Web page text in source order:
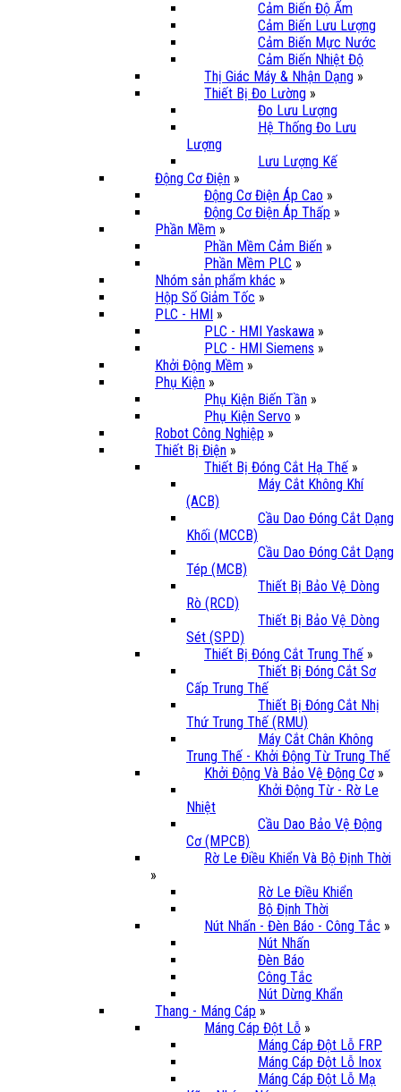
Cảm Biến Độ Ẩm
Cảm Biến Lưu Lượng
Cảm Biến Mực Nước
Cảm Biến Nhiệt Độ
Thị Giác Máy & Nhận Dạng »
Thiết Bị Đo Lường »
Đo Lưu Lượng
Hệ Thống Đo Lưu
Lượng
Lưu Lượng Kế
Động Cơ Điện »
Động Cơ Điện Áp Cao »
Động Cơ Điện Áp Thấp »
Phần Mềm »
Phần Mềm Cảm Biến »
Phần Mềm PLC »
Nhóm sản phẩm khác »
Hộp Số Giảm Tốc »
PLC - HMI »
PLC - HMI Yaskawa »
PLC - HMI Siemens »
Khởi Động Mềm »
Phụ Kiện »
Phụ Kiện Biến Tần »
Phụ Kiện Servo »
Robot Công Nghiệp »
Thiết Bị Điện »
Thiết Bị Đóng Cắt Hạ Thế »
Máy Cắt Không Khí
(ACB)
Cầu Dao Đóng Cắt Dạng
Khối (MCCB)
Cầu Dao Đóng Cắt Dạng
Tép (MCB)
Thiết Bị Bảo Vệ Dòng
Rò (RCD)
Thiết Bị Bảo Vệ Dòng
Sét (SPD)
Thiết Bị Đóng Cắt Trung Thế »
Thiết Bị Đóng Cắt Sơ
Cấp Trung Thế
Thiết Bị Đóng Cắt Nhị
Thứ Trung Thế (RMU)
Máy Cắt Chân Không
Trung Thế - Khởi Động Từ Trung Thế
Khởi Động Và Bảo Vệ Động Cơ »
Khởi Động Từ - Rờ Le
Nhiệt
Cầu Dao Bảo Vệ Động
Cơ (MPCB)
Rờ Le Điều Khiển Và Bộ Định Thời
»
Rờ Le Điều Khiển
Bộ Định Thời
Nút Nhấn - Đèn Báo - Công Tắc »
Nút Nhấn
Đèn Báo
Công Tắc
Nút Dừng Khẩn
Thang - Máng Cáp »
Máng Cáp Đột Lỗ »
Máng Cáp Đột Lỗ FRP
Máng Cáp Đột Lỗ Inox
Máng Cáp Đột Lỗ Mạ